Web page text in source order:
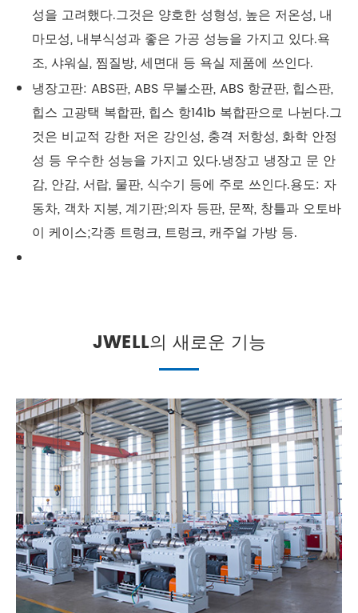
성을 고려했다.그것은 양호한 성형성, 높은 저온성, 내
마모성, 내부식성과 좋은 가공 성능을 가지고 있다.욕
조, 샤워실, 찜질방, 세면대 등 욕실 제품에 쓰인다.
냉장고판: ABS판, ABS 무불소판, ABS 항균판, 힙스판,
힙스 고광택 복합판, 힙스 항141b 복합판으로 나뉜다.그
것은 비교적 강한 저온 강인성, 충격 저항성, 화학 안정
성 등 우수한 성능을 가지고 있다.냉장고 냉장고 문 안
감, 안감, 서랍, 물판, 식수기 등에 주로 쓰인다.용도: 자
동차, 객차 지붕, 계기판;의자 등판, 문짝, 창틀과 오토바
이 케이스;각종 트렁크, 트렁크, 캐주얼 가방 등.
JWELL의 새로운 기능